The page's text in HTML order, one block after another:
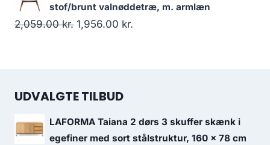
stof/brunt valnøddetræ, m. armlæn
2,059.00kr. 1,956.00 kr.
UDVALGTE TILBUD
LAFORMA Taiana 2 dørs 3 skuffer skænk i
egefiner med sort stålstruktur, 160 x 78 cm